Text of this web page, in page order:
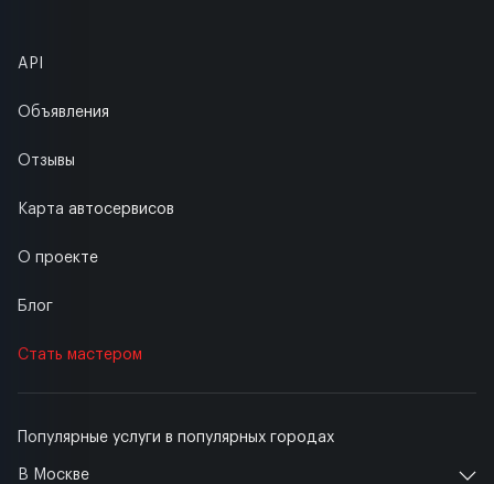
Популярные услуги в популярных городах
В Москве
API
Объявления
Отзывы
Карта автосервисов
О проекте
Блог
Стать мастером